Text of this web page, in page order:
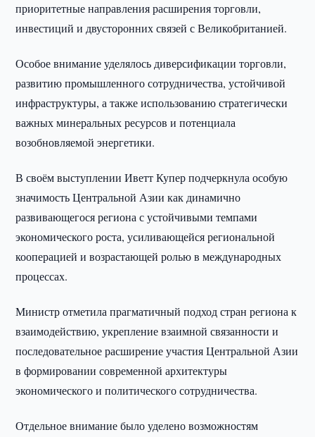
приоритетные направления расширения торговли,
инвестиций и двусторонних связей с Великобританией.
Особое внимание уделялось диверсификации торговли,
развитию промышленного сотрудничества, устойчивой
инфраструктуры, а также использованию стратегически
важных минеральных ресурсов и потенциала
возобновляемой энергетики.
В своём выступлении Иветт Купер подчеркнула особую
значимость Центральной Азии как динамично
развивающегося региона с устойчивыми темпами
экономического роста, усиливающейся региональной
кооперацией и возрастающей ролью в международных
процессах.
Министр отметила прагматичный подход стран региона к
взаимодействию, укрепление взаимной связанности и
последовательное расширение участия Центральной Азии
в формировании современной архитектуры
экономического и политического сотрудничества.
Отдельное внимание было уделено возможностям